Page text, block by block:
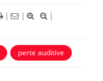
| |
|
perte auditive